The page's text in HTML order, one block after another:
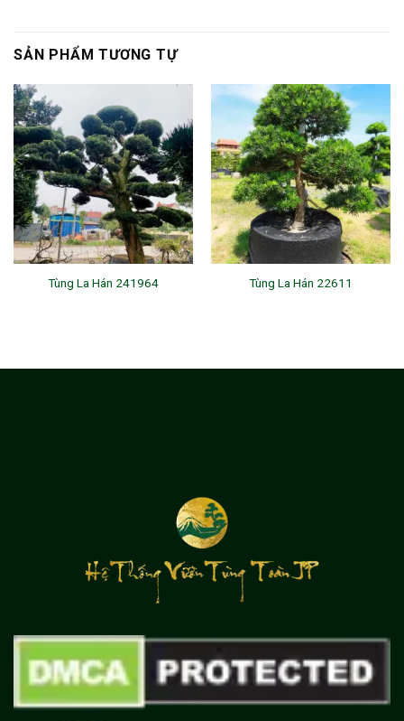
SẢN PHẨM TƯƠNG TỰ
Tùng La Hán 241964 Tùng La Hán 22611